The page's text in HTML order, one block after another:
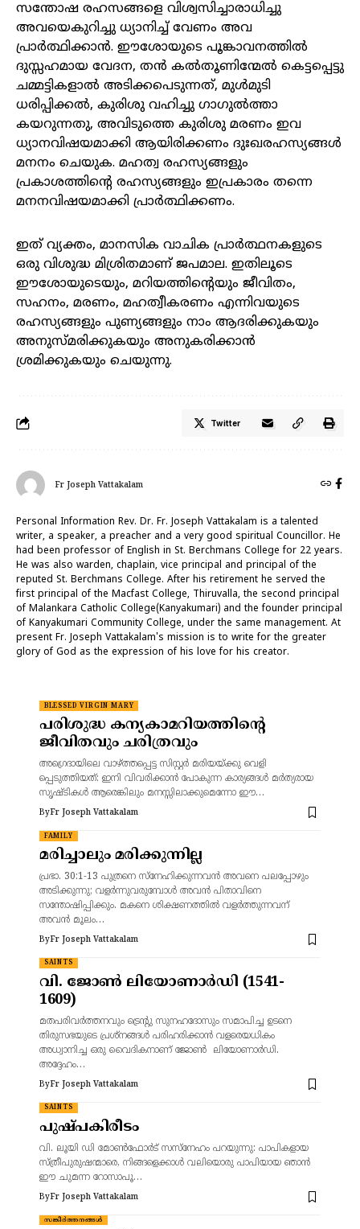
സന്തോഷ രഹസങ്ങളെ വിശ്വസിച്ചാരാധിച്ചു
അവയെകുറിച്ചു ധ്യാനിച്ച് വേണം അവ
പ്രാർത്ഥിക്കാൻ. ഈശോയുടെ പൂങ്കാവനത്തിൽ
ദുസ്സഹമായ വേദന, തൻ കൽതൂണിന്മേൽ കെട്ടപ്പെട്ടു
ചമ്മട്ടികളാൽ അടിക്കപെടുന്നത്, മുൾമുടി
ധരിപ്പിക്കൽ, കുരിശു വഹിച്ചു ഗാഗുൽത്താ
കയറുന്നതു, അവിടുത്തെ കുരിശു മരണം ഇവ
ധ്യാനവിഷയമാക്കി ആയിരിക്കണം ദുഃഖരഹസ്യങ്ങൾ
മനനം ചെയുക. മഹത്വ രഹസ്യങ്ങളും
പ്രകാശത്തിന്റെ രഹസ്യങ്ങളും ഇപ്രകാരം തന്നെ
മനനവിഷയമാക്കി പ്രാർത്ഥിക്കണം.
ഇത് വ്യക്തം, മാനസിക വാചിക പ്രാർത്ഥനകളുടെ
ഒരു വിശുദ്ധ മിശ്രിതമാണ് ജപമാല. ഇതിലൂടെ
ഈശോയുടെയും, മറിയത്തിന്റെയും ജീവിതം,
സഹനം, മരണം, മഹത്വീകരണം എന്നിവയുടെ
രഹസ്യങ്ങളും പുണ്യങ്ങളും നാം ആദരിക്കുകയും
അനുസ്മരിക്കുകയും അനുകരിക്കാൻ
ശ്രമിക്കുകയും ചെയുന്നു.
Twitter
Fr Joseph Vattakalam
Personal Information Rev. Dr. Fr. Joseph Vattakalam is a talented
writer, a speaker, a preacher and a very good spiritual Councillor. He
had been professor of English in St. Berchmans College for 22 years.
He was also warden, chaplain, vice principal and principal of the
reputed St. Berchmans College. After his retirement he served the
first principal of the Macfast College, Thiruvalla, the second principal
of Malankara Catholic College(Kanyakumari) and the founder principal
of Kanyakumari Community College, under the same management. At
present Fr. Joseph Vattakalam's mission is to write for the greater
glory of God as the expression of his love for his creator.
BLESSED VIRGIN MARY
പരിശുദ്ധ കന്യകാമറിയത്തിന്റെ
ജീവിതവും ചരിത്രവും
അഗ്രെദായിലെ വാഴ്ത്തപ്പെട്ട സിസ്റ്റർ മരിയയ്ക്കു വെളി
പ്പെടുത്തിയത്: ഇനി വിവരിക്കാൻ പോകുന്ന കാര്യങ്ങൾ മർത്യരായ
സൃഷ്ടികൾ ആരെങ്കിലും മനസ്സിലാക്കുമെന്നോ ഈ…
ByFr Joseph Vattakalam
FAMILY
മരിച്ചാലും മരിക്കുന്നില്ല
പ്രഭാ. 30:1-13 പുത്രനെ സ്‌നേഹിക്കുന്നവന്‍ അവനെ പലപ്പോഴും
അടിക്കുന്നു; വളര്‍ന്നുവരുമ്പോള്‍ അവന്‍ പിതാവിനെ
സന്തോഷിപ്പിക്കും. മകനെ ശിക്ഷണത്തില്‍ വളര്‍ത്തുന്നവന്
അവന്‍ മൂലം…
ByFr Joseph Vattakalam
SAINTS
വി. ജോൺ ലിയോണാർഡി (1541-
1609)
മതപരിവർത്തനവും ട്രെന്റു സുനഹദോസും സമാപിച്ച ഉടനെ
തിരുസഭയുടെ പ്രശ്നങ്ങൾ പരിഹരിക്കാൻ വളരെയധികം
അധ്വാനിച്ച ഒരു വൈദികനാണ് ജോൺ ലിയോണാർഡി.
അദ്ദേഹം…
ByFr Joseph Vattakalam
SAINTS
പുഷ്പകിരീടം
വി. ലൂയി ഡി മോൺഫോർട് സസ്നേഹം പറയുന്നു: പാപികളായ
സ്ത്രീപുരുഷന്മാരെ, നിങ്ങളെക്കാൾ വലിയൊരു പാപിയായ ഞാൻ
ഈ ചുമന്ന റോസാപൂ…
ByFr Joseph Vattakalam
സങ്കീർത്തനങ്ങൾ